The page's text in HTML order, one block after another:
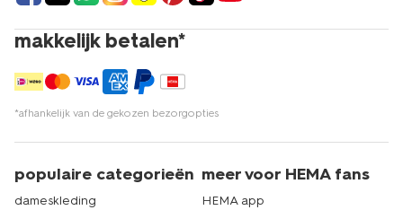
makkelijk betalen*
*afhankelijk van de gekozen bezorgopties
populaire categorieën
dameskleding
meer voor HEMA fans
HEMA app